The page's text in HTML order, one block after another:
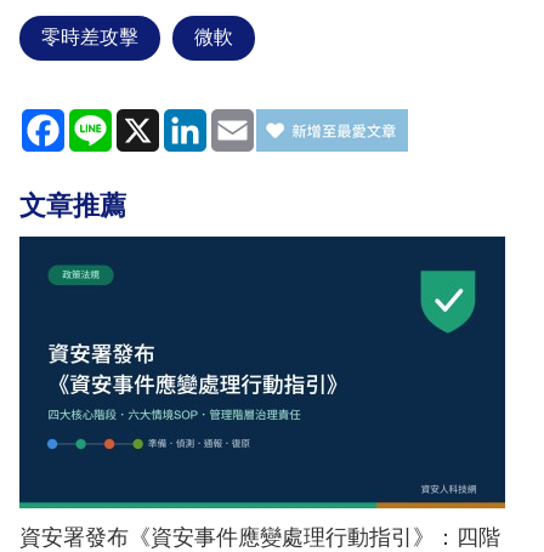
零時差攻擊 微軟
Facebook
Line X LinkedIn
Email
文章推薦
資安署發布《資安事件應變處理行動指引》：四階